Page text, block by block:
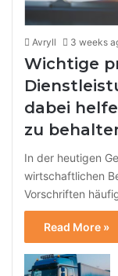
Avryll 3 weeks
Wichtige
dabei
zu
In der heutigen
wirtschaftlichen
Vorschriften
Read More »